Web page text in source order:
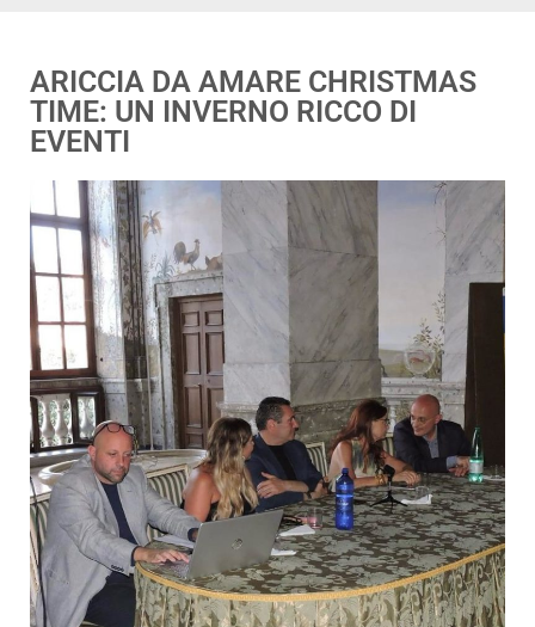
ARICCIA DA AMARE CHRISTMAS
TIME: UN INVERNO RICCO DI
EVENTI